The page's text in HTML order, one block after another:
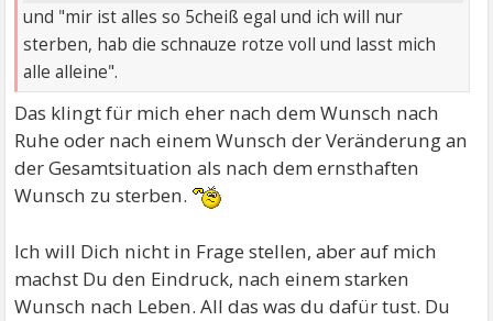
und "mir ist alles so 5cheiß egal und ich will nur
sterben, hab die schnauze rotze voll und lasst mich
alle alleine".
Das klingt für mich eher nach dem Wunsch nach
Ruhe oder nach einem Wunsch der Veränderung an
der Gesamtsituation als nach dem ernsthaften
Wunsch zu sterben.
Ich will Dich nicht in Frage stellen, aber auf mich
machst Du den Eindruck, nach einem starken
Wunsch nach Leben. All das was du dafür tust. Du